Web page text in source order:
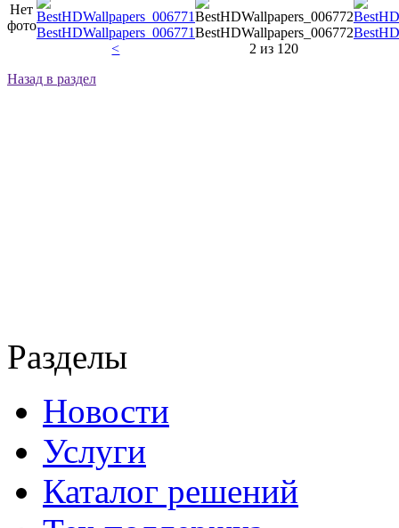
Нет
фотоBestHDWallpapers_006771BestHDWallpapers_006772
<
2 из 120
Назад в раздел
Разделы
Новости
Услуги
Каталог решений